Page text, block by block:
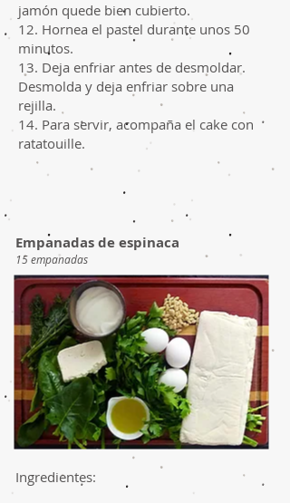
jamón quede bien cubierto.
12. Hornea el pastel durante unos 50
minutos.
13. Deja enfriar antes de desmoldar.
Desmolda y deja enfriar sobre una
rejilla.
14. Para servir, acompaña el cake con
ratatouille.
Empanadas de espinaca
15 empanadas
Ingredientes: